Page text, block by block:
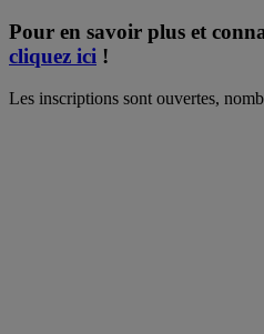
Pour en savoir plus et
cliquez ici !
Les inscriptions sont ouvertes,